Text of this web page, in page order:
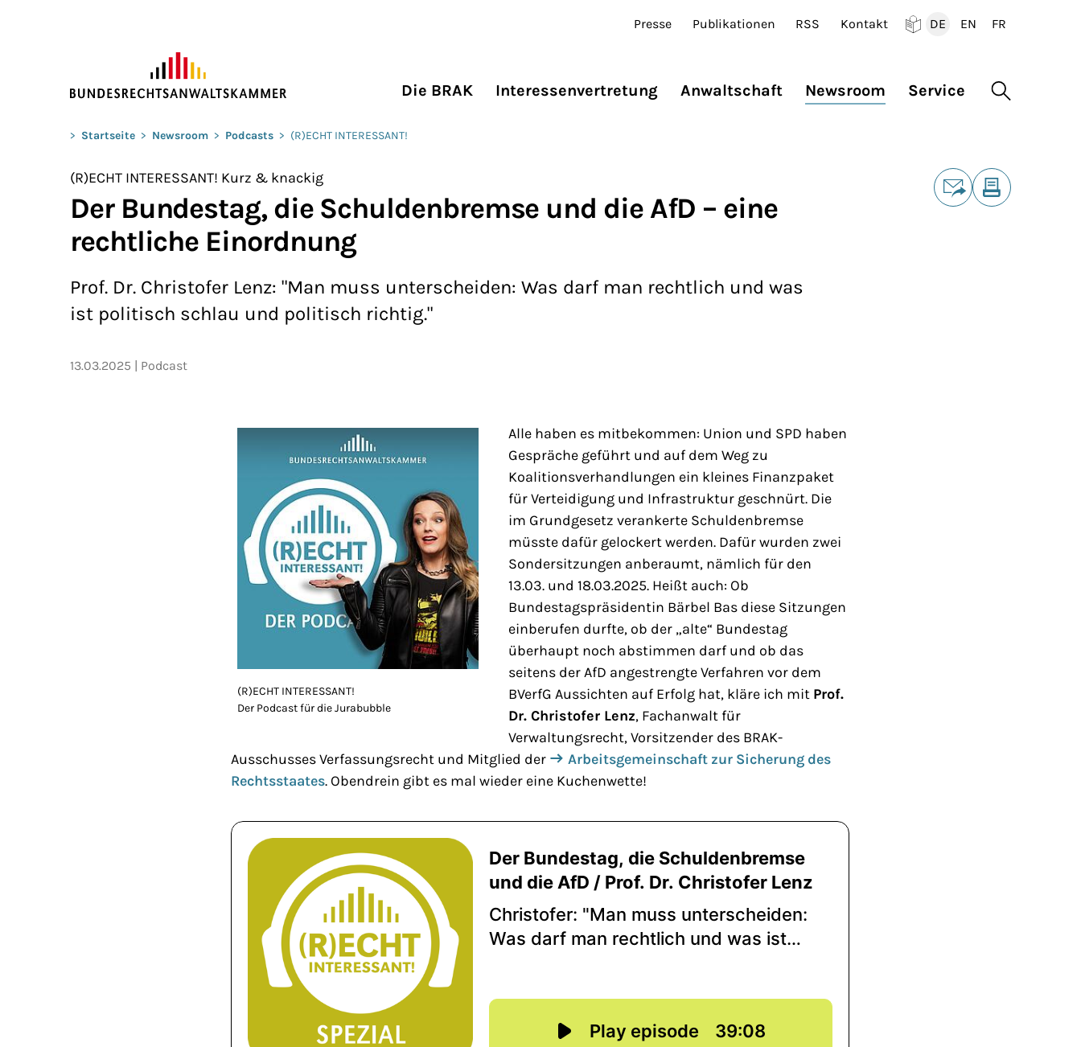
Presse Publikationen RSS Kontakt
DE
EN
FR
Die BRAK Interessenvertretung Anwaltschaft Newsroom Service Suche
Sie befinden sich hier:
> Startseite > Newsroom > Podcasts > (R)ECHT INTERESSANT!
(R)ECHT INTERESSANT! Kurz & knackig
Der Bundestag, die Schuldenbremse und die AfD – eine
rechtliche Einordnung
Prof. Dr. Christofer Lenz: "Man muss unterscheiden: Was darf man rechtlich und was
ist politisch schlau und politisch richtig."
13.03.2025 Podcast
(R)ECHT INTERESSANT!
Der Podcast für die Jurabubble
Alle haben es mitbekommen: Union und SPD haben
Gespräche geführt und auf dem Weg zu
Koalitionsverhandlungen ein kleines Finanzpaket
für Verteidigung und Infrastruktur geschnürt. Die
im Grundgesetz verankerte Schuldenbremse
müsste dafür gelockert werden. Dafür wurden zwei
Sondersitzungen anberaumt, nämlich für den
13.03. und 18.03.2025. Heißt auch: Ob
Bundestagspräsidentin Bärbel Bas diese Sitzungen
einberufen durfte, ob der „alte“ Bundestag
überhaupt noch abstimmen darf und ob das
seitens der AfD angestrengte Verfahren vor dem
BVerfG Aussichten auf Erfolg hat, kläre ich mit Prof.
Dr. Christofer Lenz, Fachanwalt für
Verwaltungsrecht, Vorsitzender des BRAK-
Ausschusses Verfassungsrecht und Mitglied der
Arbeitsgemeinschaft zur Sicherung des
Rechtsstaates. Obendrein gibt es mal wieder eine Kuchenwette!